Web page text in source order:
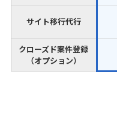
サイト移行代行
クローズド案件登録
（オプション）